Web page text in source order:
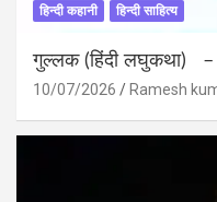
हिन्दी कहानी हिन्दी साहित्य
गुल्लक (हिंदी लघुकथा) –
10/07/2026 Ramesh